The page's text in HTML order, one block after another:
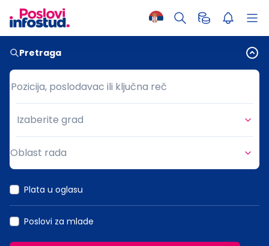
Pretraga
Pozicija, poslodavac ili ključna reč
Pozicija, poslodavac ili ključna reč
Grad
Izaberite grad
Oblast rada
Plata u oglasu
Poslovi za mlade